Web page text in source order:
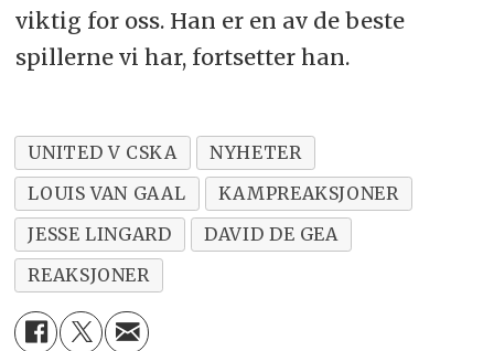
viktig for oss. Han er en av de beste
spillerne vi har, fortsetter han.
UNITED V CSKA
NYHETER
LOUIS VAN GAAL
KAMPREAKSJONER
JESSE LINGARD
DAVID DE GEA
REAKSJONER